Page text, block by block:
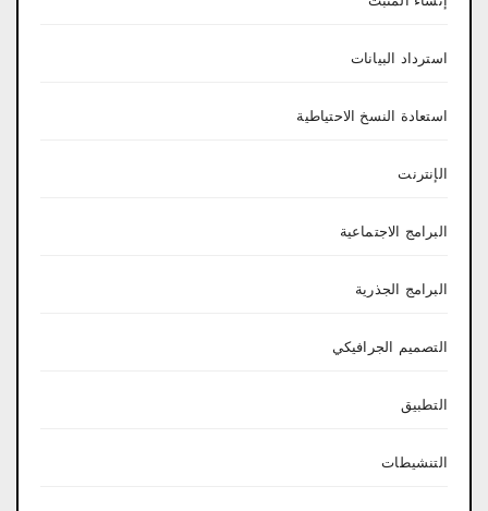
استرداد البيانات
استعادة النسخ الاحتياطية
الإنترنت
البرامج الاجتماعية
البرامج الجذرية
التصميم الجرافيكي
التطبيق
التنشيطات